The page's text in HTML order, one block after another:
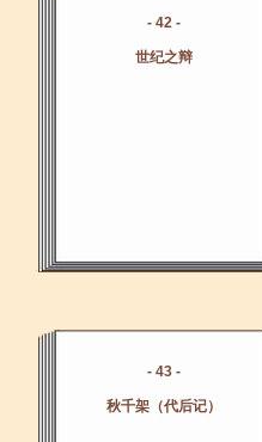
- 42 -
世纪之辩
- 43 -
秋千架（代后记）